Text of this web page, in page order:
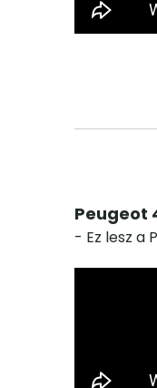
Peugeot
- Ez lesz a